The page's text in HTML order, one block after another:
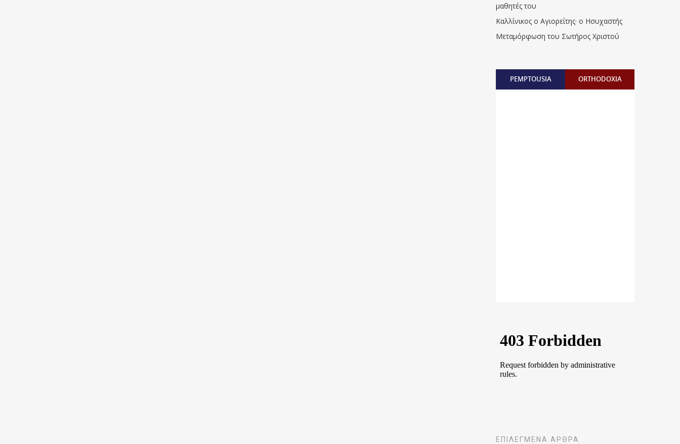
μαθητές του
Καλλίνικος ο Αγιορείτης · ο Ησυχαστής
Μεταμόρφωση του Σωτήρος Χριστού
PEMPTOUSIA ORTHODOXIA
ΕΠΙΛΕΓΜΈΝΑ ΆΡΘΡΑ